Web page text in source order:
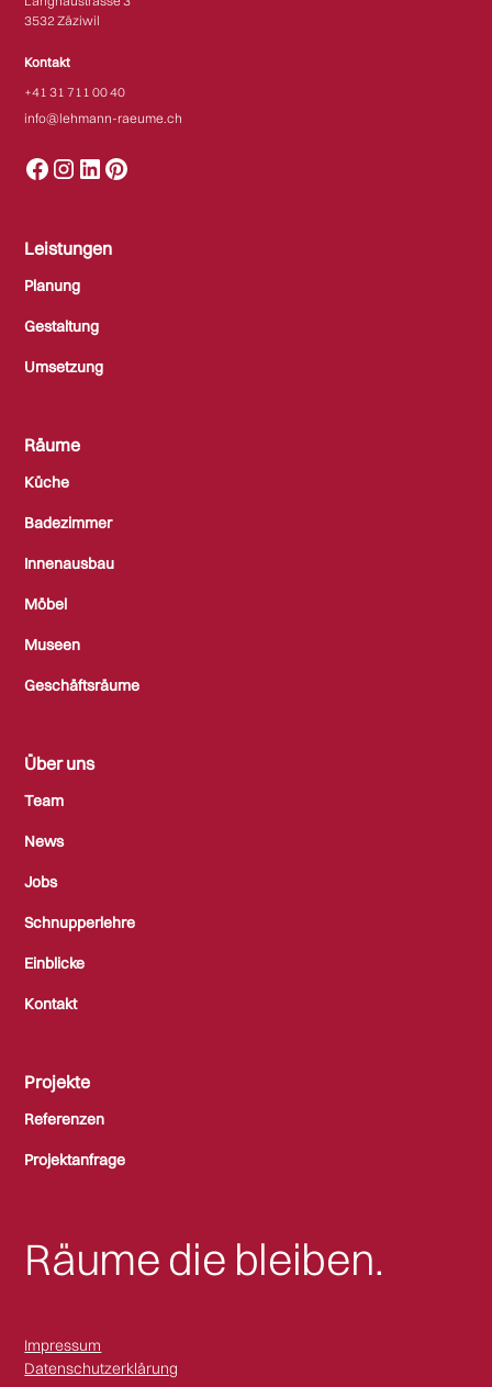
3532 Zäziwil​​
Kontakt
+41 31 711 00 40
info@lehmann-raeume.ch
Leistungen
Planung
Gestaltung
Umsetzung
Räume
Küche
Badezimmer
Innenausbau
Möbel
Museen
Geschäftsräume
Über uns
Team
News
Jobs
Schnupperlehre
Einblicke
Kontakt
Projekte
Referenzen
Projektanfrage
Räume die bleiben.
Impressum
Datenschutzerklärung